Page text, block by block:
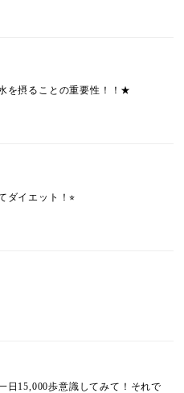
を摂ることの重要性！！★
ダイエット！⭐︎
日15,000歩意識してみて！それで